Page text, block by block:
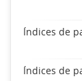
Índices de
Índices de